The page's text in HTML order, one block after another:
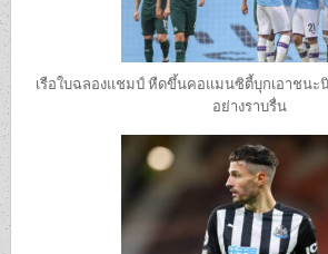
เรือใบฉลองแชมป์ หืดขึ้นคอแมนซิตี้บุกเอาชนะ
อย่างราบรื่น